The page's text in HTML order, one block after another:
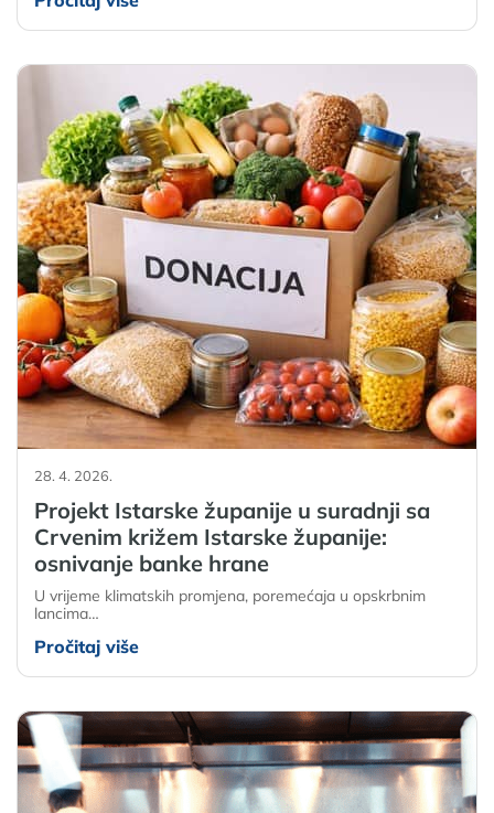
28. 4. 2026.
Projekt Istarske županije u suradnji sa
Crvenim križem Istarske županije:
osnivanje banke hrane
U vrijeme klimatskih promjena, poremećaja u opskrbnim
lancima…
Pročitaj više